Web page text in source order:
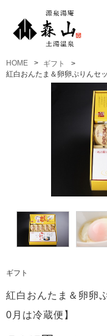
HOME
ギフト
紅白おんたま＆卵卵ぷりんセ
ギフト
紅白おんたま＆卵卵
0月は冷蔵便】